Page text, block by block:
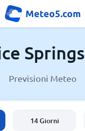
Springs
Previsioni Meteo
14 Giorni